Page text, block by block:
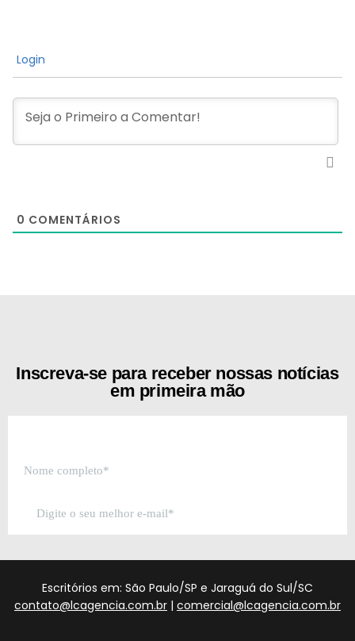
Login
0 COMENTÁRIOS
Inscreva-se para receber nossas notícias
em primeira mão
Escritórios em: São Paulo/SP e Jaraguá do Sul/SC
contato@lcagencia.com.br | comercial@lcagencia.com.br